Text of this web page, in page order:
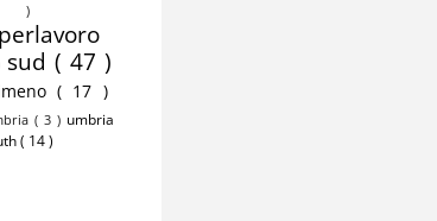
sud( 47 )
( 17 )
( 3 ) umbria
( 14 )